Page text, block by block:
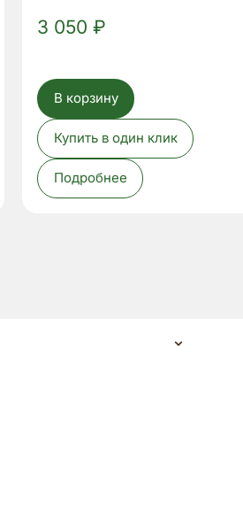
3 050 ₽
В корзину
Купить в один клик
Подробнее